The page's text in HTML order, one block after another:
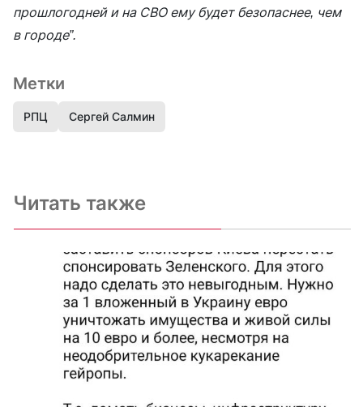
прошлогодней и на СВО ему будет безопаснее, чем
в городе”.
Метки
РПЦ Сергей Салмин
Читать также